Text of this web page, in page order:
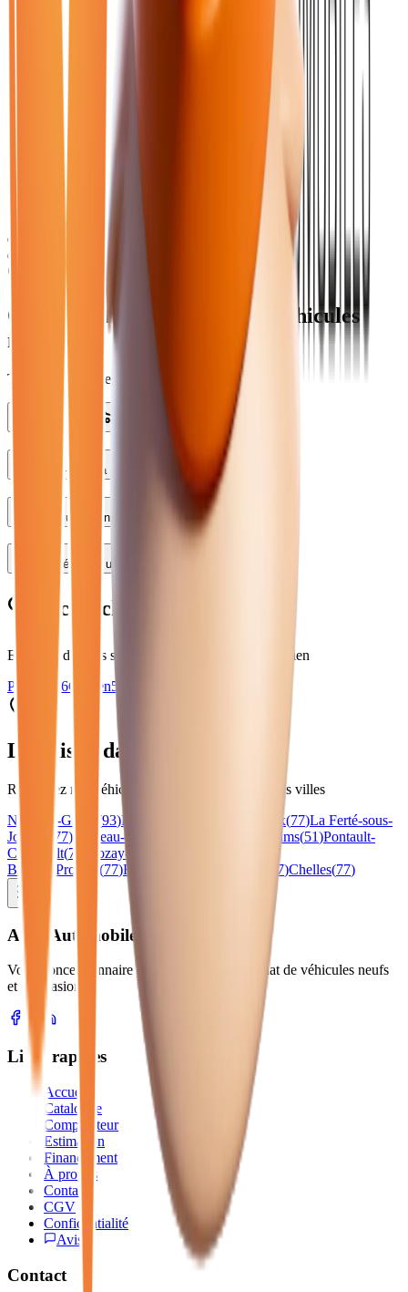
Questions fréquentes sur les véhicules
mini
Trouvez rapidement les réponses à vos questions
Services
Proposez-vous la livraison à domicile ?
Les véhicules sont-ils tous garantis ?
Peut-on réserver un véhicule en ligne ?
🔍 Recherches connexes
Explorez d'autres sélections de véhicules
à Collégien
Peugeot
56Citroen51
Livraison dans toute la région
Retrouvez nos véhicules
dans les principales villes
Noisy-le-Grand
(93)Lagny-sur-Marne Meaux(77)La Ferté-sous-
Jouarre
(77)Château-Thierry Reims(51)Pontault-
Combault(77
Rozay-en-
Brie
) Provins (77)Fontainebleau 77)Chelles(77)
Atlas Automobiles
Votre concessionnaire de confiance pour l'achat de véhicules neufs
et d'occasion.
Liens rapides
Accueil
Catalogue
Comparateur
Estimation
Financement
À propos
Contact
CGV
Confidentialité
Avis
Contact